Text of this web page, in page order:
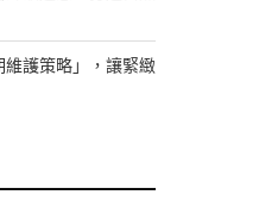
護策略」，讓緊緻